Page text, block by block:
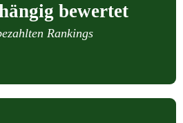
bewertet
Rankings